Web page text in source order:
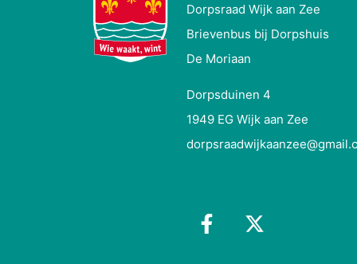
Dorpsraad Wijk aan Zee
Brievenbus bij Dorpshuis
De Moriaan
Dorpsduinen 4
1949 EG Wijk aan Zee